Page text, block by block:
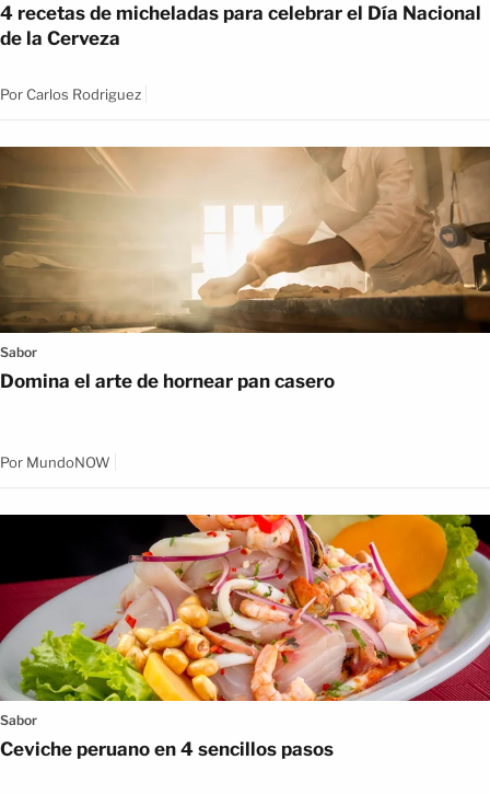
4 recetas de micheladas para celebrar el Día Nacional
de la Cerveza
Por Carlos Rodriguez
Sabor
Domina el arte de hornear pan casero
Por MundoNOW
Sabor
Ceviche peruano en 4 sencillos pasos